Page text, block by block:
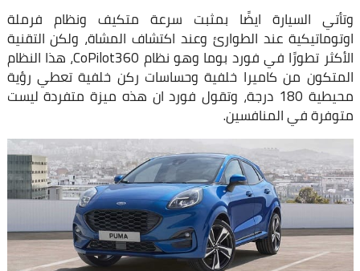
وتأتي السيارة ايضًا بمثبت سرعة متكيف ونظام فرملة
اوتوماتيكية عند الطوارئ وعند اكتشاف المشاة، ولكن التقنية
الأكثر تطورًا في فورد بوما وهو نظام CoPilot360، هذا النظام
المتكون من كاميرا خلفية وحساسات ركن خلفية تعطي رؤية
محيطية 180 درجة، وتقول فورد ان هذه ميزة متفردة ليست
متوفرة في المنافسين.